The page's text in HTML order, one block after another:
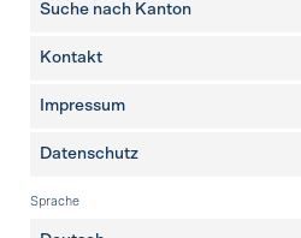
Suche nach Kanton
weitere Seiten
Kontakt
Impressum
Datenschutz
Sprache